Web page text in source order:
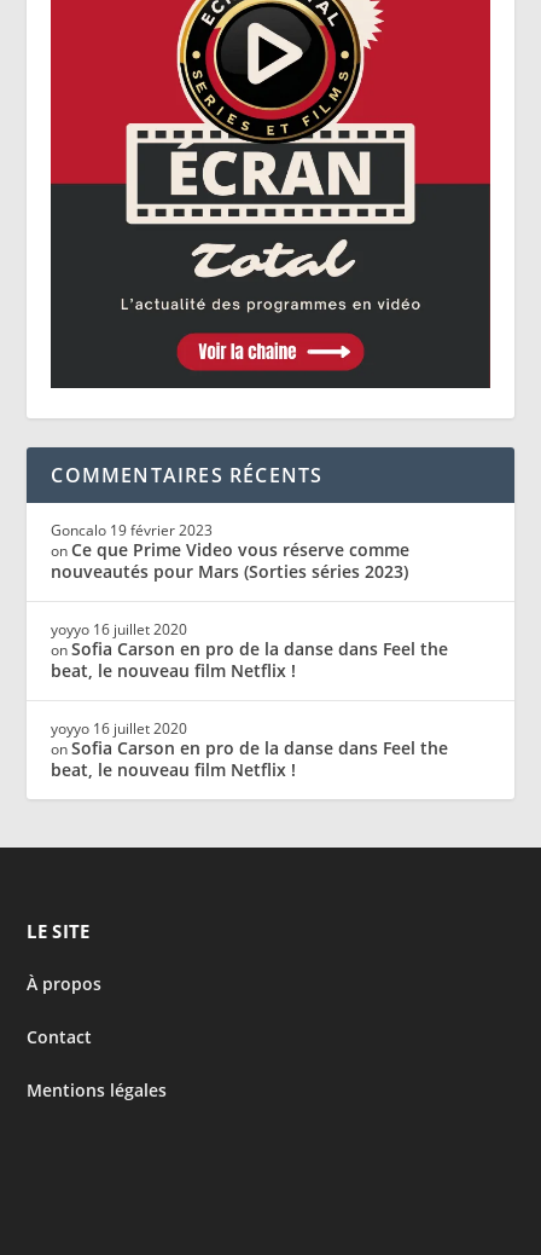
COMMENTAIRES RÉCENTS
Goncalo 19 février 2023
onCe que Prime Video vous réserve comme
nouveautés pour Mars (Sorties séries 2023)
yoyyo 16 juillet 2020
onSofia Carson en pro de la danse dans Feel the
beat, le nouveau film Netflix !
yoyyo 16 juillet 2020
onSofia Carson en pro de la danse dans Feel the
beat, le nouveau film Netflix !
LE SITE
À propos
Contact
Mentions légales